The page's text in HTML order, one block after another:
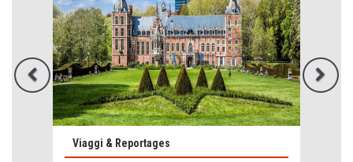
Viaggi & Reportages
Come difendere la pelle dal sole
Proteggersi, sempre
Hotels, B&B e Ristoranti... 10 & lode